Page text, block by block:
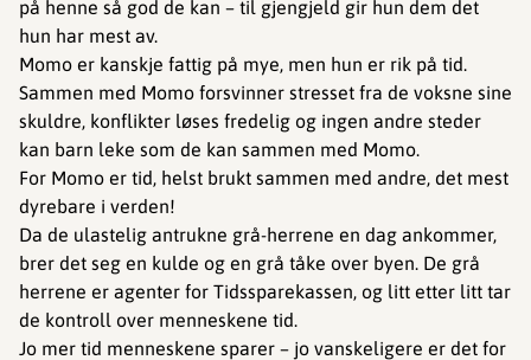
på henne så god de kan – til gjengjeld gir hun dem det
hun har mest av.
Momo er kanskje fattig på mye, men hun er rik på tid.
Sammen med Momo forsvinner stresset fra de voksne sine
skuldre, konflikter løses fredelig og ingen andre steder
kan barn leke som de kan sammen med Momo.
️For Momo er tid, helst brukt sammen med andre, det mest
dyrebare i verden!
Da de ulastelig antrukne grå-herrene en dag ankommer,
brer det seg en kulde og en grå tåke over byen. De grå
herrene er agenter for Tidssparekassen, og litt etter litt tar
de kontroll over menneskene tid.
Jo mer tid menneskene sparer – jo vanskeligere er det for